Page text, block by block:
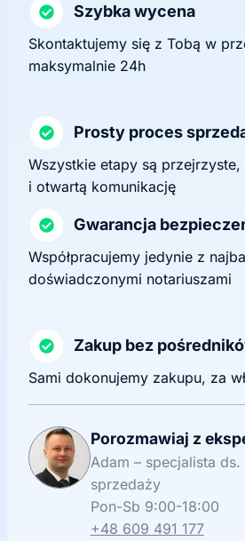
Szybka wycena
Skontaktujemy się z Tobą w
maksymalnie 24h
Prosty proces
Wszystkie etapy są
i otwartą komunikację
Gwarancja
Współpracujemy jedynie z
doświadczonymi notariuszami
Zakup bez
Sami dokonujemy zakupu, za
Porozmawiaj z
Adam – specjalista
sprzedaży
Pon-Sb 9:00-18:00
+48 609 491 177